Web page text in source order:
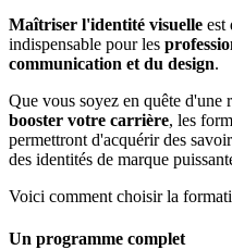
Maîtriser l'identité visuelle est
indispensable pour les
communication et du design.
Que vous soyez en quête d'une
booster votre carrière, les
permettront d'acquérir des
des identités de marque
Voici comment choisir la
Un programme complet